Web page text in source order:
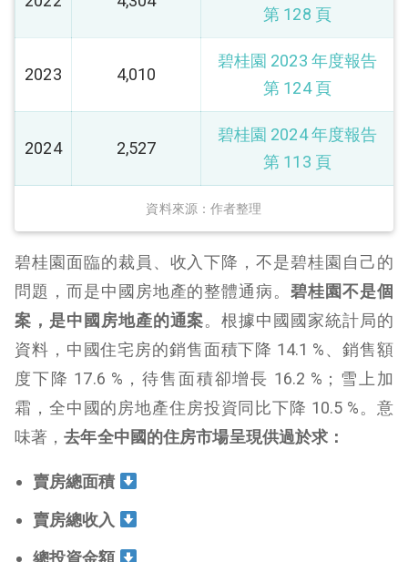
資料來源：作者整理
第 128 頁
2023 4,010
碧桂園 2023 年度報告
第 124 頁
2024 2,527
碧桂園 2024 年度報告
第 113 頁
碧桂園面臨的裁員、收入下降，不是碧桂園自己的
問題，而是中國房地產的整體通病。碧桂園不是個
案，是中國房地產的通案。根據中國國家統計局的
資料，中國住宅房的銷售面積下降 14.1 %、銷售額
度下降 17.6 %，待售面積卻增長 16.2 %；雪上加
霜，全中國的房地產住房投資同比下降 10.5 %。意
味著，去年全中國的住房市場呈現供過於求：
賣房總面積
賣房總收入
總投資金額